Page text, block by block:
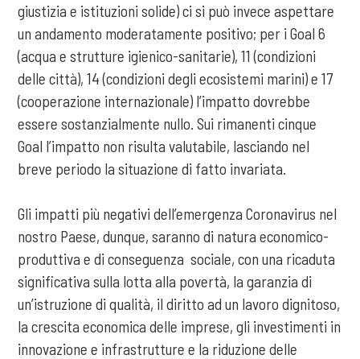
giustizia e istituzioni solide) ci si può invece aspettare
un andamento moderatamente positivo; per i Goal 6
(acqua e strutture igienico-sanitarie), 11 (condizioni
delle città), 14 (condizioni degli ecosistemi marini) e 17
(cooperazione internazionale) l’impatto dovrebbe
essere sostanzialmente nullo. Sui rimanenti cinque
Goal l’impatto non risulta valutabile, lasciando nel
breve periodo la situazione di fatto invariata.
Gli impatti più negativi dell’emergenza Coronavirus nel
nostro Paese, dunque, saranno di natura economico-
produttiva e di conseguenza sociale, con una ricaduta
significativa sulla lotta alla povertà, la garanzia di
un’istruzione di qualità, il diritto ad un lavoro dignitoso,
la crescita economica delle imprese, gli investimenti in
innovazione e infrastrutture e la riduzione delle